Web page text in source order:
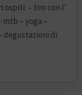
– tiro con l’
mtb – yoga –
degustazioni di